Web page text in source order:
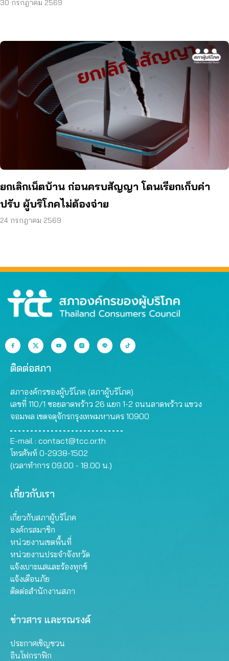
30 กรกฎาคม 2569
ยกเลิกเน็ตบ้าน ก่อนครบสัญญา โดนเรียกเก็บค่า
ปรับ ผู้บริโภคไม่ต้องจ่าย
24 กรกฎาคม 2569
ติดต่อสภา
สภาองค์กรของผู้บริโภค (สภาผู้บริโภค)
เลขที่ 110/1 ซอยลาดพร้าว 26 แยก 1-2 ถนนลาดพร้าว แขวง
จอมพล เขตจตุจักรกรุงเทพมหานคร 10900
E-mail : contact@tcc.or.th
โทรศัพท์ 0-2938-1502
(เวลาทำการ 09.00 - 18.00 น.)
เกี่ยวกับเรา
เกี่ยวกับสภาผู้บริโภค
องค์กรสมาชิก
หน่วยงานเขตพื้นที่
หน่วยงานประจำจังหวัด
แจ้งเบาะแสและร้องทุกข์
แจ้งเตือนภัย
ติดต่อสำนักงานสภา
ข่าวสาร และรณรงค์
ประกาศเชิญชวน
อินโฟกราฟิก